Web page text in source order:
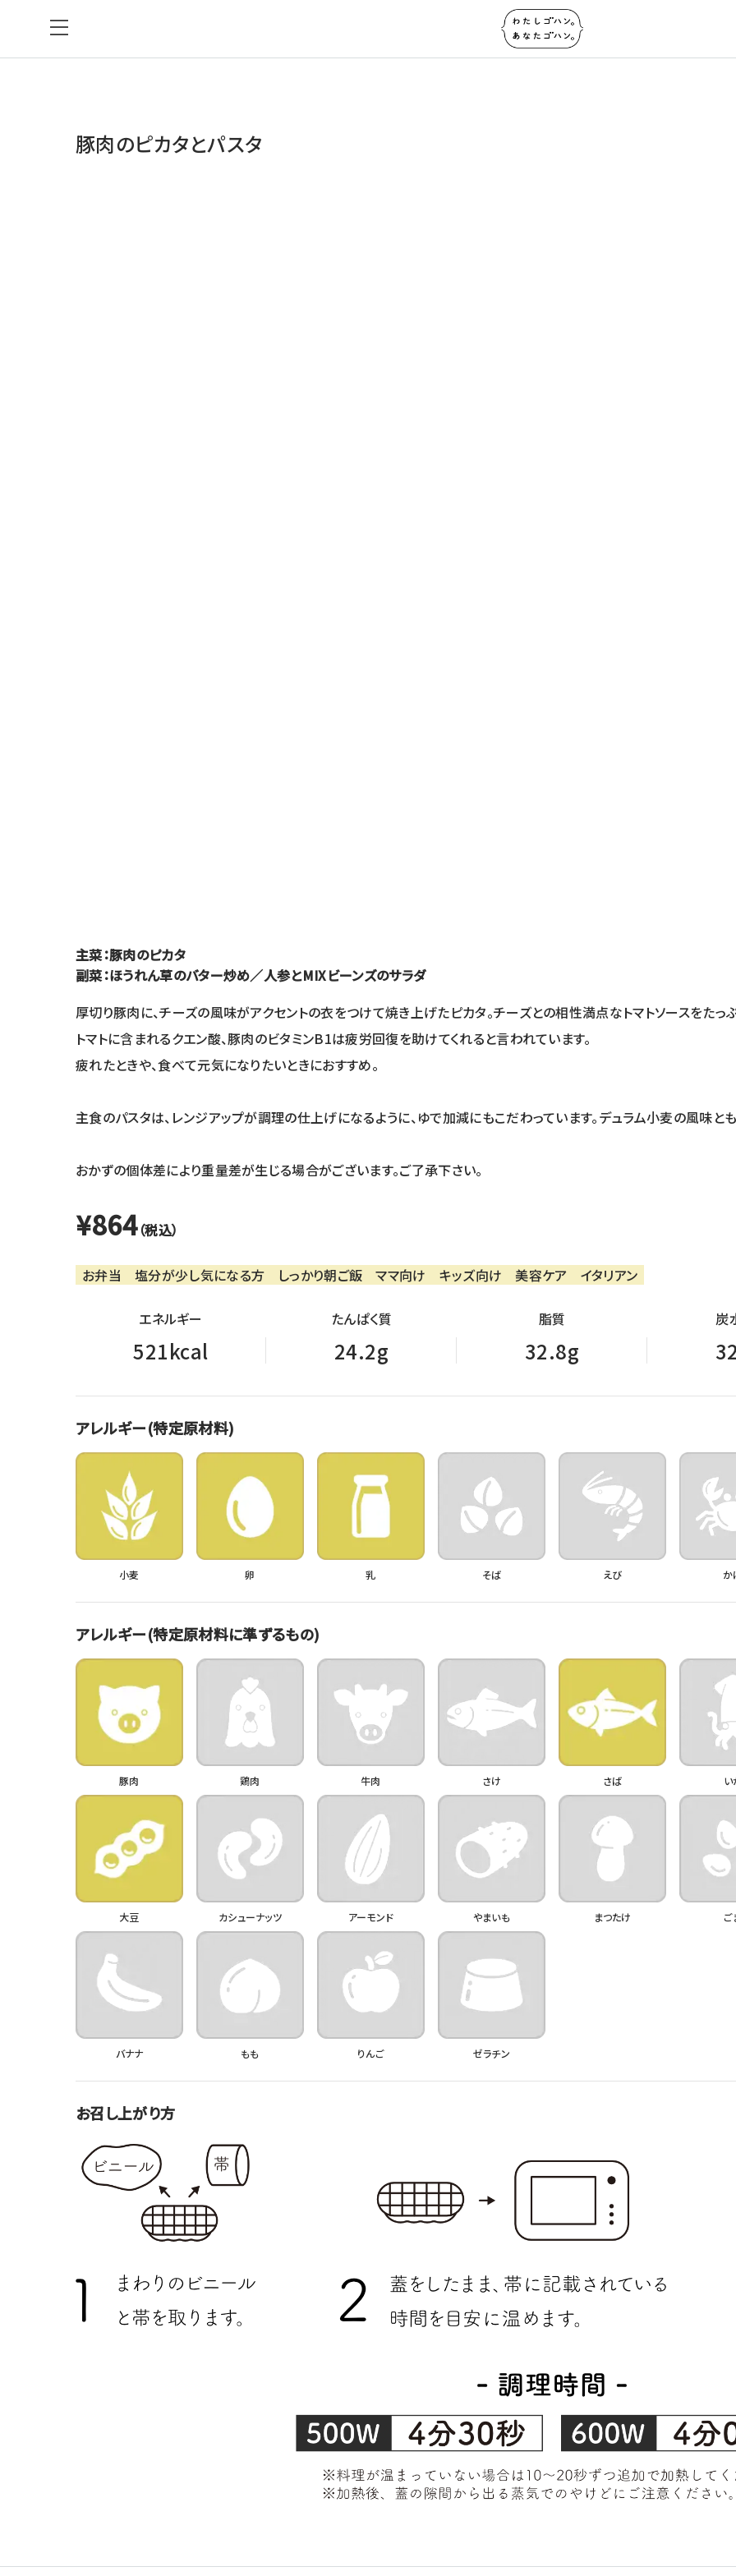
豚肉のピカタとパスタ
主菜：豚肉のピカタ
副菜：ほうれん草のバター炒め／人参とMIXビーンズのサラダ
厚切り豚肉に、チーズの風味がアクセントの衣をつけて焼き上げたピカタ。チーズとの相性満点なトマトソースをたっ
トマトに含まれるクエン酸、豚肉のビタミンB1は疲労回復を助けてくれると言われています。
疲れたときや、食べて元気になりたいときにおすすめ。
主食のパスタは、レンジアップが調理の仕上げになるように、ゆで加減にもこだわっています。デュラム小麦の風味と
おかずの個体差により重量差が生じる場合がございます。ご了承下さい。
¥864（税込）
お弁当 塩分が少し気になる方 しっかり朝ご飯 ママ向け キッズ向け 美容ケア イタリアン
エネルギー
521kcal
たんぱく質
24.2g
脂質
32.8g
炭
アレルギー(特定原材料)
小麦 卵 乳 そば えび か
アレルギー(特定原材料に準ずるもの)
豚肉 鶏肉 牛肉 さけ さば い
大豆 カシューナッツ アーモンド やまいも まつたけ ご
バナナ もも りんご ゼラチン
お召し上がり方